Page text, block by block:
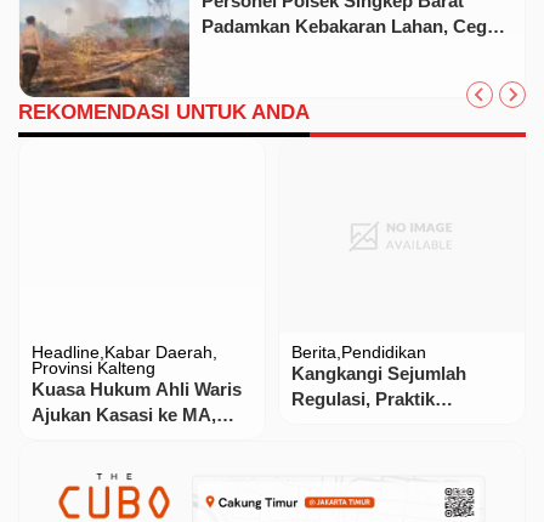
Padamkan Kebakaran Lahan, Cegah
REKOMENDASI UNTUK ANDA
Headline Kabar Daerah
Provinsi Kalteng
Kuasa Hukum Ahli Waris
Ajukan Kasasi ke MA,
Berita Pendidikan
Kangkangi Sejumlah
Regulasi, Praktik